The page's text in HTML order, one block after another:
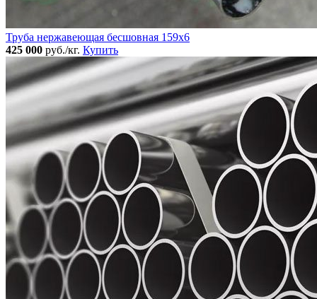
Труба нержавеющая бесшовная 159x6
425 000 руб./кг. Купить